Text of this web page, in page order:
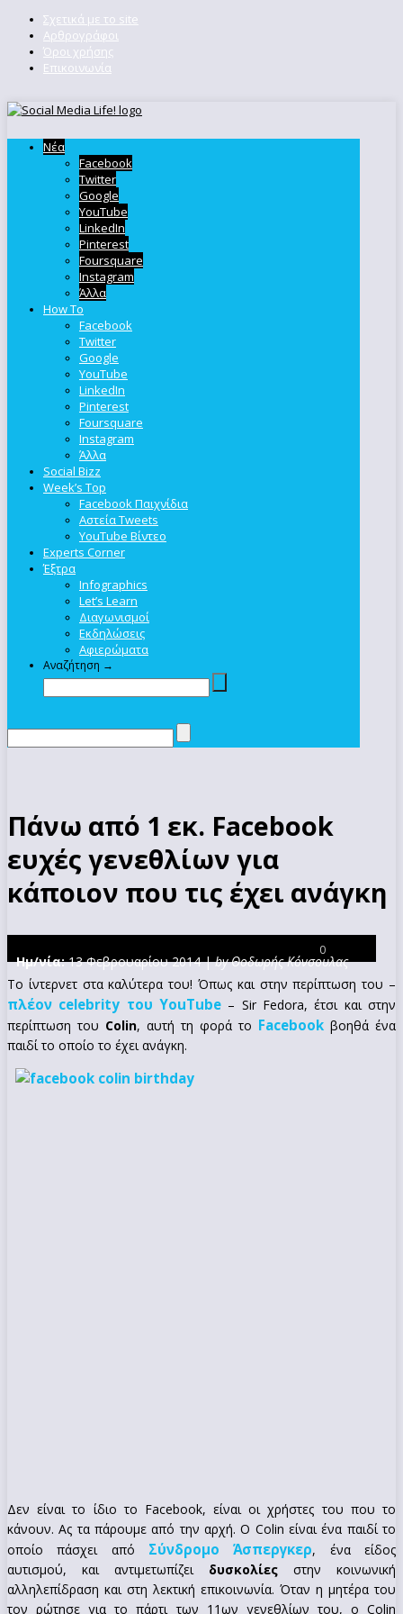
Σχετικά με το site
Αρθρογράφοι
Όροι χρήσης
Επικοινωνία
Νέα
Facebook
Twitter
Google
YouTube
LinkedIn
Pinterest
Foursquare
Instagram
Άλλα
How To
Facebook
Twitter
Google
YouTube
LinkedIn
Pinterest
Foursquare
Instagram
Άλλα
Social Bizz
Week’s Top
Facebook Παιχνίδια
Αστεία Tweets
YouTube Βίντεο
Experts Corner
Έξτρα
Infographics
Let’s Learn
Διαγωνισμοί
Εκδηλώσεις
Αφιερώματα
Αναζήτηση →
Πάνω από 1 εκ. Facebook
ευχές γενεθλίων για
κάποιον που τις έχει ανάγκη
Ημ/νία:13 Φεβρουαρίου 2014 |by Θοδωρής Κόνσουλας
0
Το ίντερνετ στα καλύτερα του! Όπως και στην περίπτωση του –
πλέον celebrity του YouTube – Sir Fedora, έτσι και στην
περίπτωση του Colin, αυτή τη φορά το Facebook βοηθά ένα
παιδί το οποίο το έχει ανάγκη.
Δεν είναι το ίδιο το Facebook, είναι οι χρήστες του που το
κάνουν. Ας τα πάρουμε από την αρχή. Ο Colin είναι ένα παιδί το
οποίο πάσχει από Σύνδρομο Άσπεργκερ, ένα είδος
αυτισμού, και αντιμετωπίζει δυσκολίες στην κοινωνική
αλληλεπίδραση και στη λεκτική επικοινωνία. Όταν η μητέρα του
τον ρώτησε για το πάρτι των 11ων γενεθλίων του, ο Colin